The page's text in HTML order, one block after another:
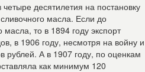
десятилетия на постановку
масла. Если до
то в 1894 году экспорт
в 1906 году, несмотря на войну и
рублей. А в 1907 году, по оценкам
как минимум 120